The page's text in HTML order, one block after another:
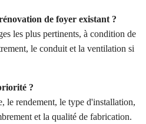
de foyer existant ?
les plus pertinents, à condition de
le conduit et la ventilation si
?
le rendement, le type d'installation,
et la qualité de fabrication.